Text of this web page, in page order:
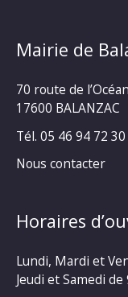
Mairie de
70 route de l’Océan
17600 BALANZAC
Tél. 05 46 94 72 30
Nous contacter
Horaires
Lundi, Mardi et
Jeudi et Samedi